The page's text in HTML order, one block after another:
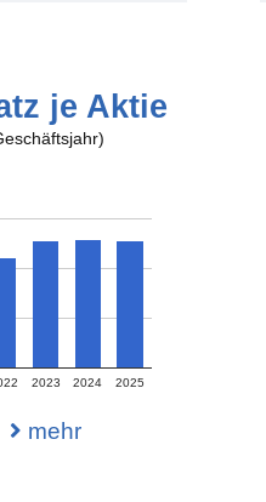
je Aktie
2023 2024 2025
mehr